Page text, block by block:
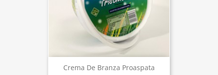
Crema De Branza Proaspata